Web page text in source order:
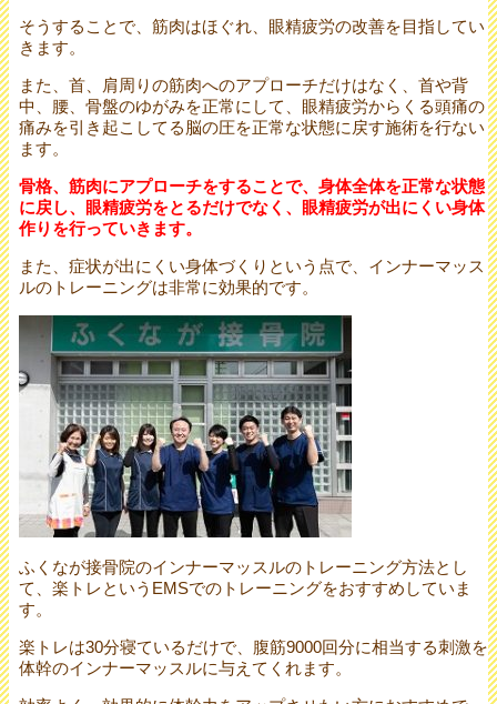
そうすることで、筋肉はほぐれ、眼精疲労の改善を目指してい
きます。
また、首、肩周りの筋肉へのアプローチだけはなく、首や背
中、腰、骨盤のゆがみを正常にして、眼精疲労からくる頭痛の
痛みを引き起こしてる脳の圧を正常な状態に戻す施術を行ない
ます。
骨格、筋肉にアプローチをすることで、身体全体を正常な状態
に戻し、眼精疲労をとるだけでなく、眼精疲労が出にくい身体
作りを行っていきます。
また、症状が出にくい身体づくりという点で、インナーマッス
ルのトレーニングは非常に効果的です。
ふくなが接骨院のインナーマッスルのトレーニング方法とし
て、楽トレというEMSでのトレーニングをおすすめしていま
す。
楽トレは30分寝ているだけで、腹筋9000回分に相当する刺激を
体幹のインナーマッスルに与えてくれます。